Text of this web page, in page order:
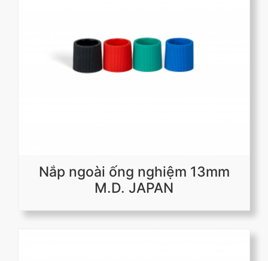
Nắp ngoài ống nghiệm 13mm
M.D. JAPAN